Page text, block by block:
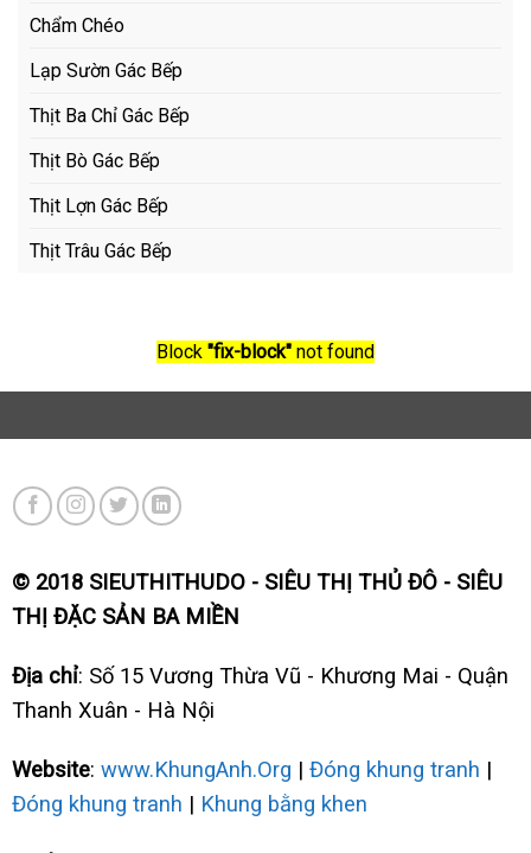
Chẩm Chéo
Lạp Sườn Gác Bếp
Thịt Ba Chỉ Gác Bếp
Thịt Bò Gác Bếp
Thịt Lợn Gác Bếp
Thịt Trâu Gác Bếp
Block "fix-block" not found
© 2018 SIEUTHITHUDO - SIÊU THỊ THỦ ĐÔ - SIÊU
THỊ ĐẶC SẢN BA MIỀN
Địa chỉ: Số 15 Vương Thừa Vũ - Khương Mai - Quận
Thanh Xuân - Hà Nội
Website: www.KhungAnh.Org | Đóng khung tranh |
Đóng khung tranh | Khung bằng khen